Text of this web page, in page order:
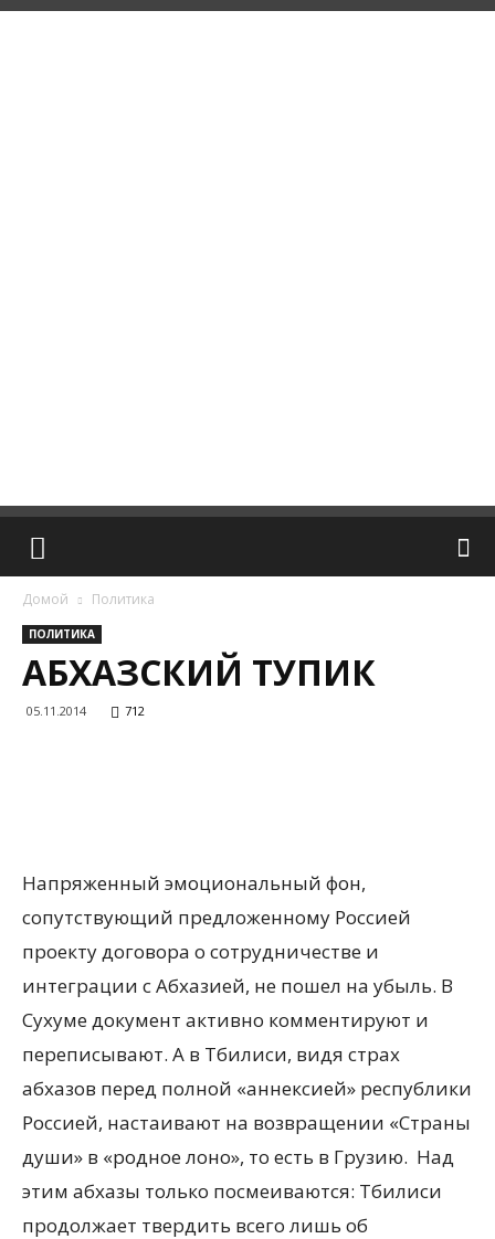
Домой Политика
ПОЛИТИКА
АБХАЗСКИЙ ТУПИК
05.11.2014 712
Напряженный эмоциональный фон,
сопутствующий предложенному Россией
проекту договора о сотрудничестве и
интеграции с Абхазией, не пошел на убыль. В
Сухуме документ активно комментируют и
переписывают. А в Тбилиси, видя страх
абхазов перед полной «аннексией» республики
Россией, настаивают на возвращении «Страны
души» в «родное лоно», то есть в Грузию. Над
этим абхазы только посмеиваются: Тбилиси
продолжает твердить всего лишь об